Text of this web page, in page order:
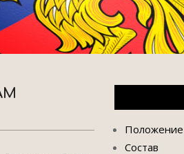
Положение
Состав